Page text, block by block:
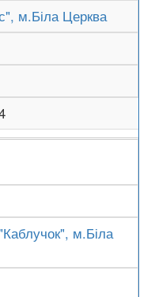
м.Біла Церква
м.Біла